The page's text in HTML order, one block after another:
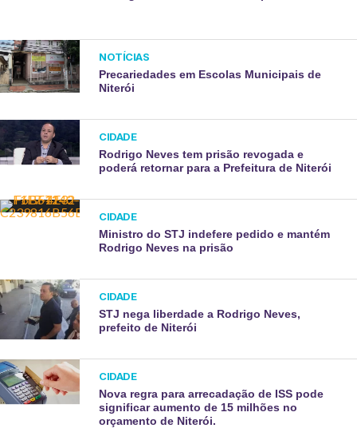
NOTÍCIAS
Precariedades em Escolas Municipais de
Niterói ​
CIDADE
Rodrigo Neves tem prisão revogada e
poderá retornar para a Prefeitura de Niterói
CIDADE
Ministro do STJ indefere pedido e mantém
Rodrigo Neves na prisão
CIDADE
STJ nega liberdade a Rodrigo Neves,
prefeito de Niterói ​
CIDADE
Nova regra para arrecadação de ISS pode
significar aumento de 15 milhões no
orçamento de Niterói.